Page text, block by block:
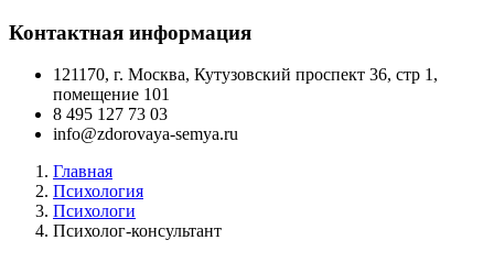
Контактная информация
121170, г. Москва, Кутузовский проспект 36, стр 1,
помещение 101
‪8 495 127 73 03
info@zdorovaya-semya.ru
Главная
Психология
Психологи
Психолог-консультант